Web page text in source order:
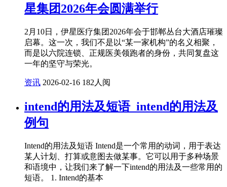
星集团2026年会圆满举行
2月10日，伊星医疗集团2026年会于邯郸丛台大酒店璀璨
启幕。这一次，我们不是以“某一家机构”的名义相聚，
而是以六院连锁、正规医美领跑者的身份，共同复盘这
一年的坚守与荣光。
资讯 2026-02-16 182人阅
intend的用法及短语_intend的用法及
例句
Intend的用法及短语 Intend是一个常用的动词，用于表达
某人计划、打算或意图去做某事。它可以用于多种场景
和语境中，让我们来了解一下intend的用法及一些常用的
短语。 1. Intend的基本